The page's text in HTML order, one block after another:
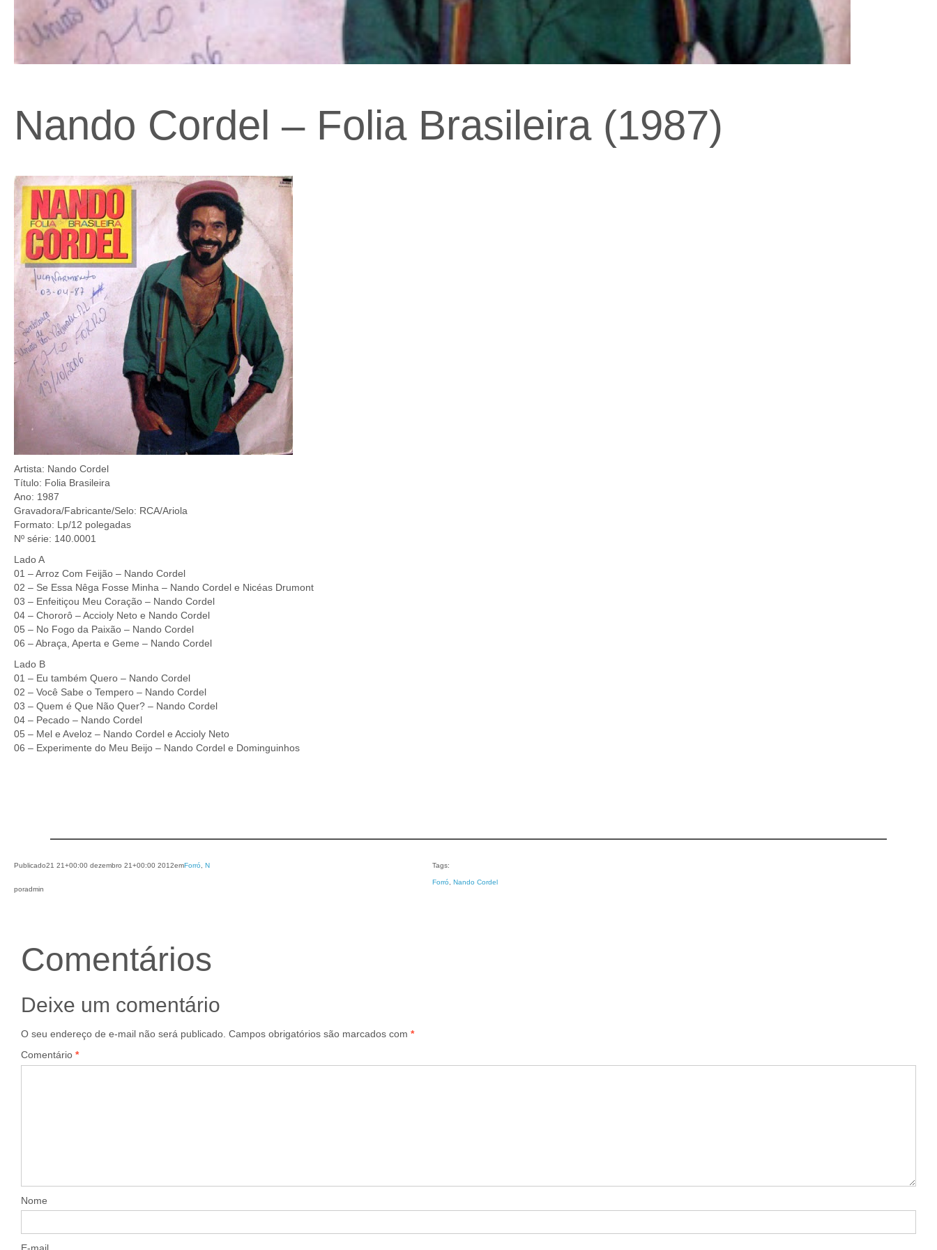
Nando Cordel – Folia Brasileira (1987)
Artista: Nando Cordel
Título: Folia Brasileira
Ano: 1987
Gravadora/Fabricante/Selo: RCA/Ariola
Formato: Lp/12 polegadas
Nº série: 140.0001
Lado A
01 – Arroz Com Feijão – Nando Cordel
02 – Se Essa Nêga Fosse Minha – Nando Cordel e Nicéas Drumont
03 – Enfeitiçou Meu Coração – Nando Cordel
04 – Chororô – Accioly Neto e Nando Cordel
05 – No Fogo da Paixão – Nando Cordel
06 – Abraça, Aperta e Geme – Nando Cordel
Lado B
01 – Eu também Quero – Nando Cordel
02 – Você Sabe o Tempero – Nando Cordel
03 – Quem é Que Não Quer? – Nando Cordel
04 – Pecado – Nando Cordel
05 – Mel e Aveloz – Nando Cordel e Accioly Neto
06 – Experimente do Meu Beijo – Nando Cordel e Dominguinhos
Publicado21 21+00:00 dezembro 21+00:00 2012emForró N
poradmin
Tags:
Forró Nando Cordel
Comentários
Deixe um comentário
O seu endereço de e-mail não será publicado. Campos obrigatórios são marcados com *
Comentário *
Nome
E-mail